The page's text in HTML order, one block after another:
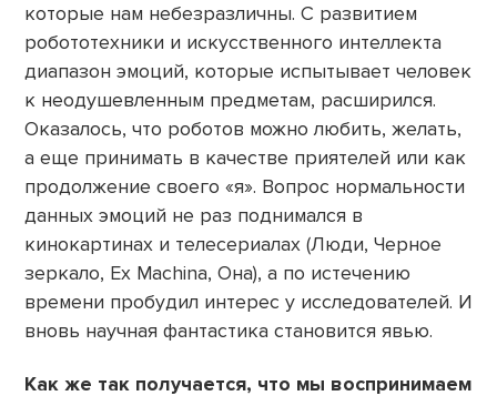
которые нам небезразличны. С развитием
робототехники и искусственного интеллекта
диапазон эмоций, которые испытывает человек
к неодушевленным предметам, расширился.
Оказалось, что роботов можно любить, желать,
а еще принимать в качестве приятелей или как
продолжение своего «я». Вопрос нормальности
данных эмоций не раз поднимался в
кинокартинах и телесериалах (Люди, Черное
зеркало, Ex Machina, Она), а по истечению
времени пробудил интерес у исследователей. И
вновь научная фантастика становится явью.
Как же так получается, что мы воспринимаем